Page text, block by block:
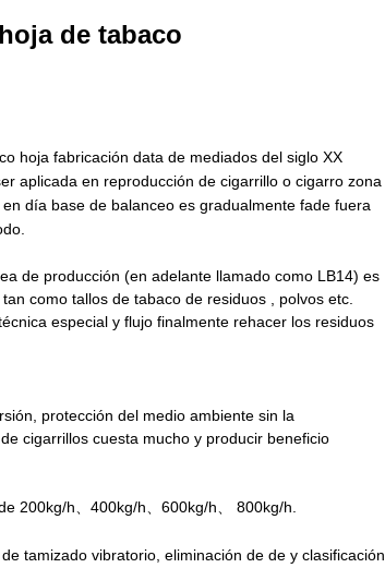
de tabaco
hoja fabricación data de mediados del siglo XX
aplicada en reproducción de cigarrillo o cigarro zona
día base de balanceo es gradualmente fade fuera
de producción (en adelante llamado como LB14) es
como tallos de tabaco de residuos , polvos etc.
especial y flujo finalmente rehacer los residuos
protección del medio ambiente sin la
cigarrillos cuesta mucho y producir beneficio
200kg/h、400kg/h、600kg/h、 800kg/h.
tamizado vibratorio, eliminación de de y clasificación